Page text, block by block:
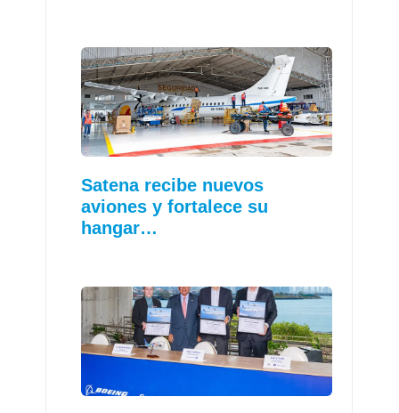
Satena recibe nuevos
aviones y fortalece su
hangar…